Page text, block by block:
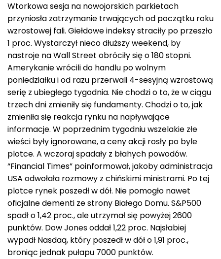
Wtorkowa sesja na nowojorskich parkietach
przyniosła zatrzymanie trwających od początku roku
wzrostowej fali. Giełdowe indeksy straciły po przeszło
1 proc. Wystarczył nieco dłuższy weekend, by
nastroje na Wall Street obróciły się o 180 stopni.
Amerykanie wrócili do handlu po wolnym
poniedziałku i od razu przerwali 4-sesyjną wzrostową
serię z ubiegłego tygodnia. Nie chodzi o to, że w ciągu
trzech dni zmieniły się fundamenty. Chodzi o to, jak
zmieniła się reakcja rynku na napływające
informacje. W poprzednim tygodniu wszelakie złe
wieści były ignorowane, a ceny akcji rosły po byle
plotce. A wczoraj spadały z błahych powodów.
“Financial Times” poinformował, jakoby administracja
USA odwołała rozmowy z chińskimi ministrami. Po tej
plotce rynek poszedł w dół. Nie pomogło nawet
oficjalne dementi ze strony Białego Domu. S&P500
spadł o 1,42 proc., ale utrzymał się powyżej 2600
punktów. Dow Jones oddał 1,22 proc. Najsłabiej
wypadł Nasdaq, który poszedł w dół o 1,91 proc.,
broniąc jednak pułapu 7000 punktów.